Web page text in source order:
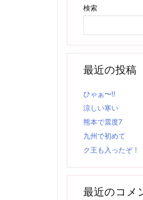
検索
最近の投稿
ひゃぁ〜‼
涼しい寒い
熊本で震度7
九州で初めて
ク王も入ったぞ！
最近のコメ